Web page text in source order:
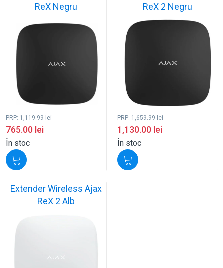
ReX Negru
PRP: 1,119.99lei
765.00 lei
În stoc
ReX 2 Negru
PRP: 1,659.99lei
1,130.00 lei
În stoc
Extender Wireless Ajax
ReX 2 Alb